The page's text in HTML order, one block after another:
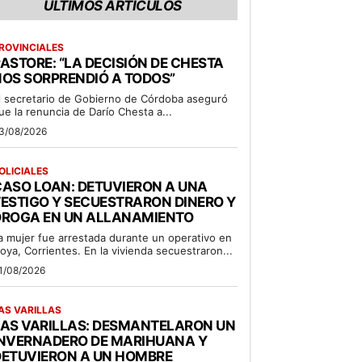
ÚLTIMOS ARTÍCULOS
“LA DECISIÓN DE CHESTA
SORPRENDIÓ A TODOS”
secretario de Gobierno de Córdoba aseguró
la renuncia de Darío Chesta a...
08/2026
LOAN: DETUVIERON A UNA
Y SECUESTRARON DINERO Y
EN UN ALLANAMIENTO
mujer fue arrestada durante un operativo en
Corrientes. En la vivienda secuestraron...
08/2026
VARILLAS
VARILLAS: DESMANTELARON UN
DE MARIHUANA Y
A UN HOMBRE